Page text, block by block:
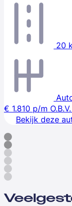
20
€ 1.810 p/m
Bekijk deze